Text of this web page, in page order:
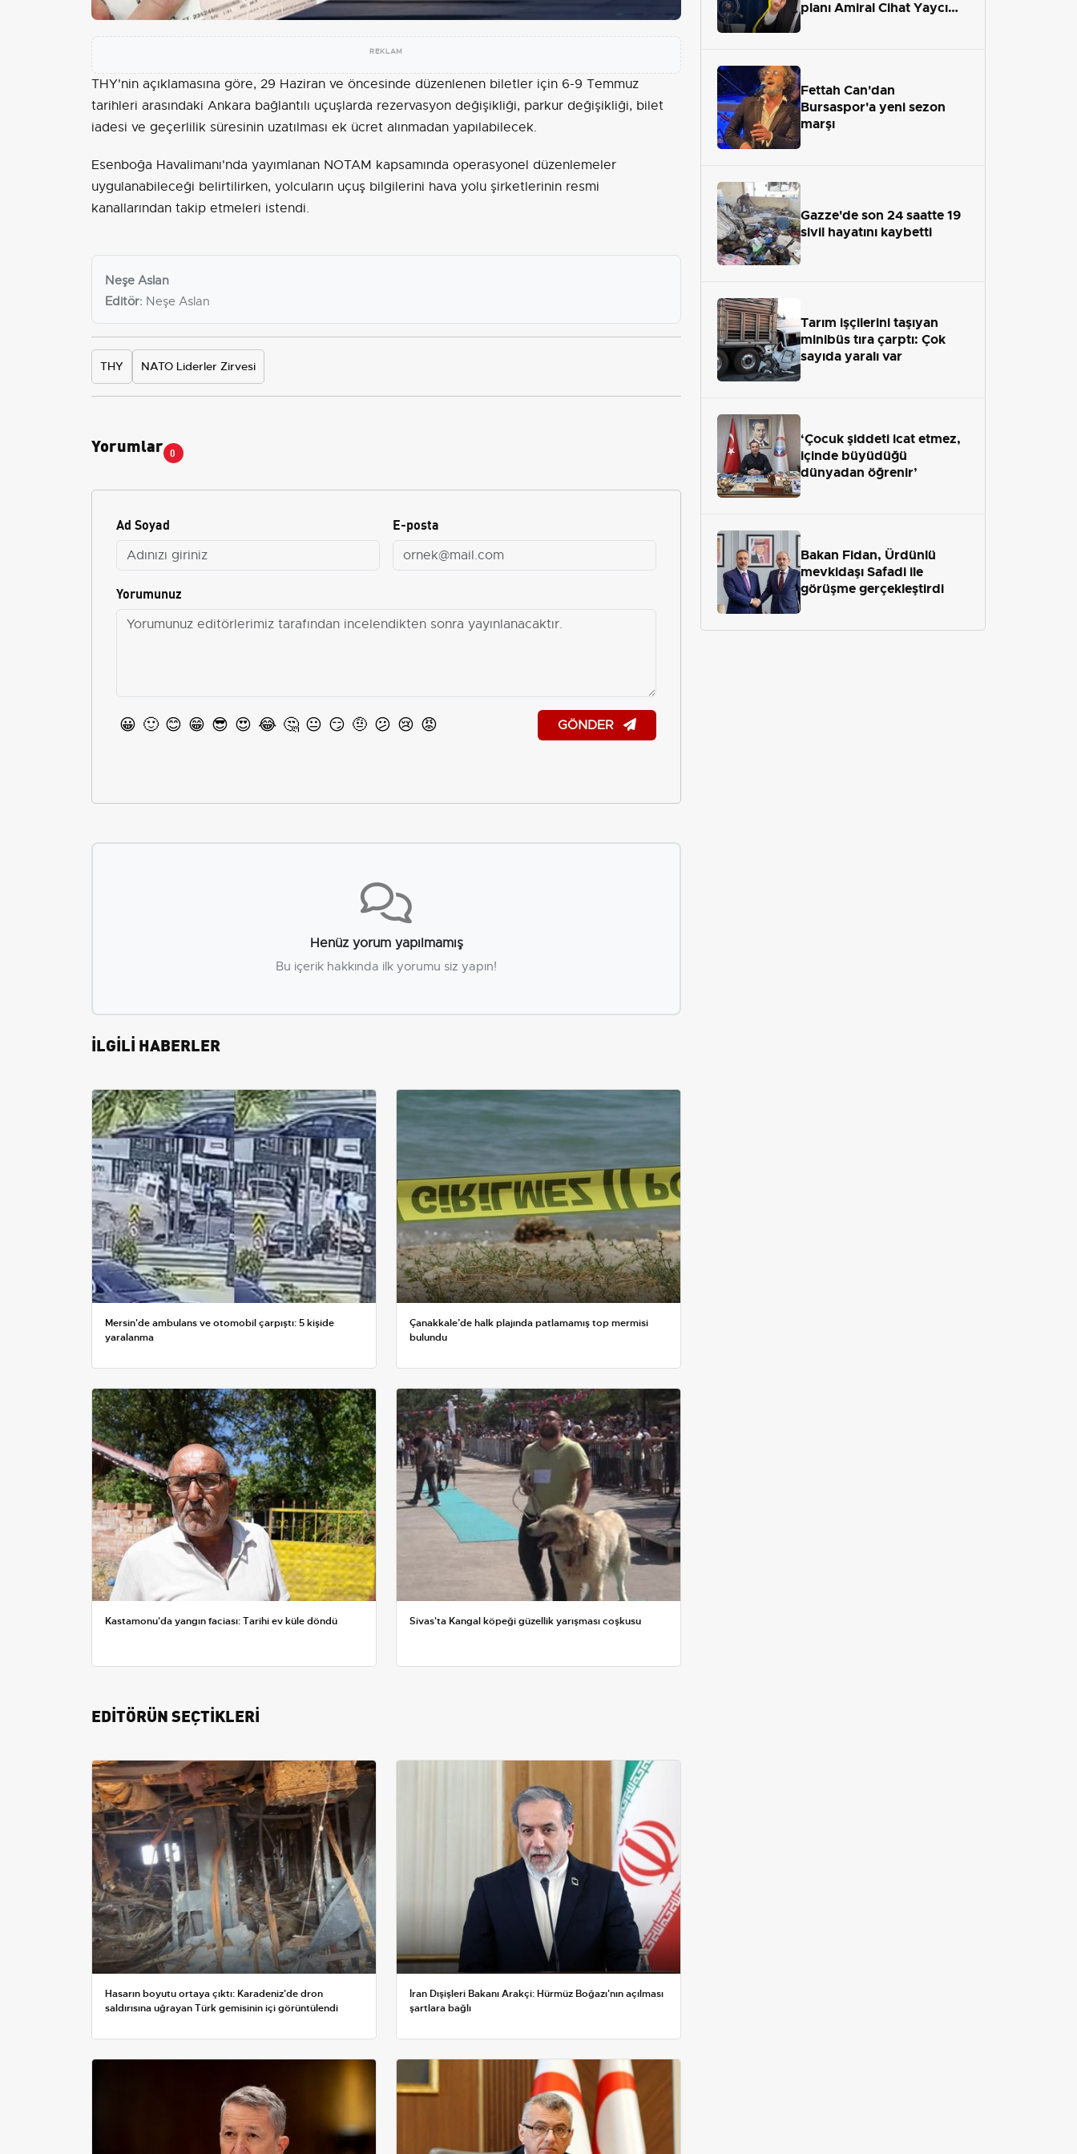
REKLAM
THY'nin açıklamasına göre, 29 Haziran ve öncesinde düzenlenen biletler için 6-9 Temmuz
tarihleri arasındaki Ankara bağlantılı uçuşlarda rezervasyon değişikliği, parkur değişikliği, bilet
iadesi ve geçerlilik süresinin uzatılması ek ücret alınmadan yapılabilecek.
Esenboğa Havalimanı'nda yayımlanan NOTAM kapsamında operasyonel düzenlemeler
uygulanabileceği belirtilirken, yolcuların uçuş bilgilerini hava yolu şirketlerinin resmi
kanallarından takip etmeleri istendi.
Neşe Aslan
Editör: Neşe Aslan
THY NATO Liderler Zirvesi
Yorumlar 0
Ad Soyad E-posta
Yorumunuz
😀 🙂 😊 😁 😎 😍 😂 🤔 😐 😏 🤨 😕 😢 😡 GÖNDER
Henüz yorum yapılmamış
Bu içerik hakkında ilk yorumu siz yapın!
İLGİLİ HABERLER
Mersin'de ambulans ve otomobil çarpıştı: 5 kişide
yaralanma
Çanakkale’de halk plajında patlamamış top mermisi
bulundu
Kastamonu'da yangın faciası: Tarihi ev küle döndü Sivas'ta Kangal köpeği güzellik yarışması coşkusu
EDİTÖRÜN SEÇTİKLERİ
Hasarın boyutu ortaya çıktı: Karadeniz'de dron
saldırısına uğrayan Türk gemisinin içi görüntülendi
İran Dışişleri Bakanı Arakçi: Hürmüz Boğazı'nın açılması
şartlara bağlı
planı Amiral Cihat Yaycı
Fettah Can'dan
Bursaspor'a yeni sezon
marşı
Gazze'de son 24 saatte 19
sivil hayatını kaybetti
Tarım işçilerini taşıyan
minibüs tıra çarptı: Çok
sayıda yaralı var
‘Çocuk şiddeti icat etmez,
içinde büyüdüğü
dünyadan öğrenir’
Bakan Fidan, Ürdünlü
mevkidaşı Safadi ile
görüşme gerçekleştirdi